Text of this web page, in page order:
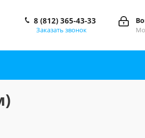
8 (812) 365-43-33
Заказать звонок